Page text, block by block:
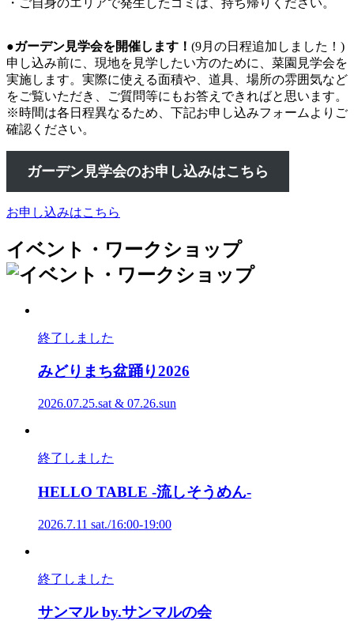
●ガーデン見学会を開催します！ (9月の日程追加しました！)
申し込み前に、現地を見学したい方のために、菜園見学会を
実施します。実際に使える面積や、道具、場所の雰囲気など
をご覧いただき、ご質問等にもお答えできればと思います。
※時間は各日程異なるため、下記お申し込みフォームよりご
確認ください。
ガーデン見学会のお申し込みはこちら
お申し込みはこちら
イベント・ワークショップ
終了しました
みどりまち盆踊り2026
2026.07.25.sat & 07.26.sun
終了しました
HELLO TABLE -流しそうめん-
2026.7.11 sat./16:00-19:00
終了しました
サンマルby.サンマルの会